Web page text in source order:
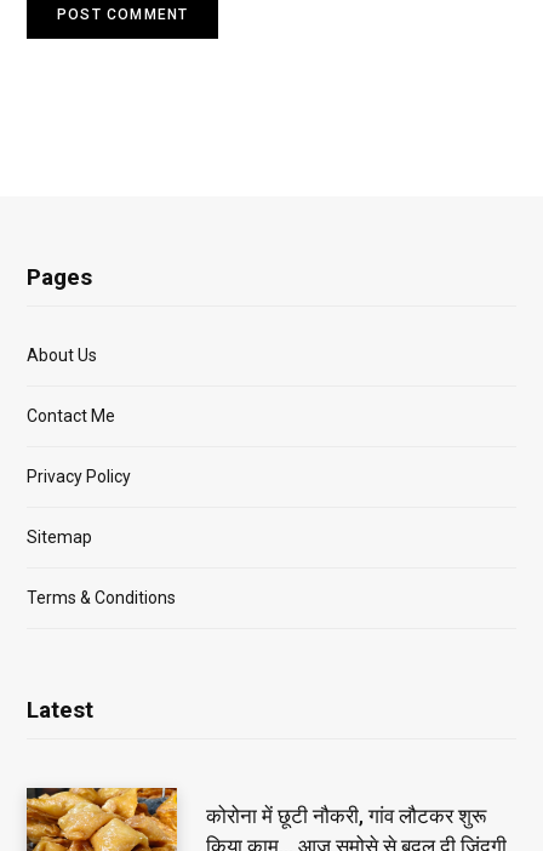
Pages
About Us
Contact Me
Privacy Policy
Sitemap
Terms & Conditions
Latest
कोरोना में छूटी नौकरी, गांव लौटकर शुरू